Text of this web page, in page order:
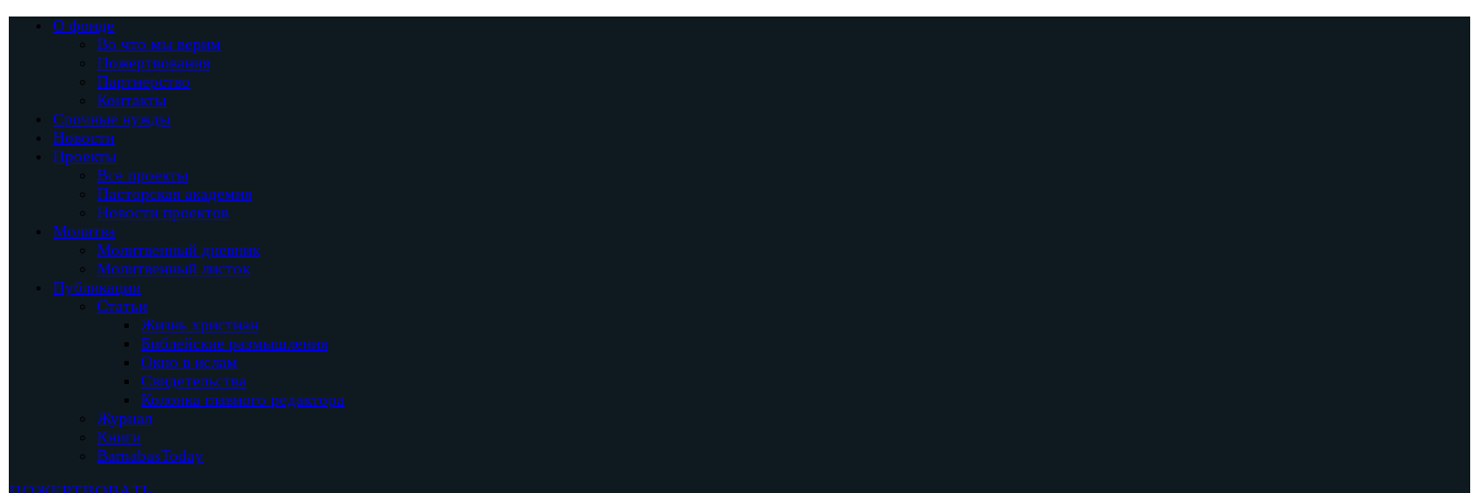
О фонде
Во что мы верим
Пожертвования
Партнерство
Контакты
Срочные нужды
Новости
Проекты
Все проекты
Пасторская академия
Новости проектов
Молитва
Молитвенный дневник
Молитвенный листок
Публикации
Статьи
Жизнь христиан
Библейские размышления
Окно в ислам
Свидетельства
Колонка главного редактора
Журнал
Книги
BarnabasToday